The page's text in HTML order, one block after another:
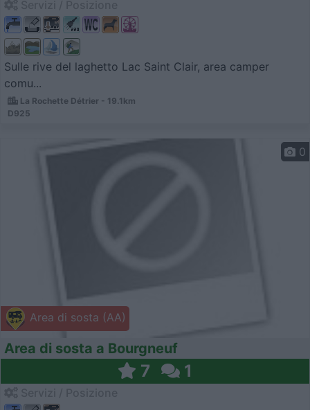
Sulle rive del laghetto Lac Saint Clair, area camper
comu...
La Rochette Détrier - 19.1km
D925
Area di sosta (AA)
0
Area di sosta a Bourgneuf
7 1